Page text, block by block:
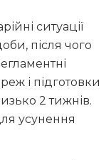
ситуації
після чого
і підготовки
2 тижнів.
усунення